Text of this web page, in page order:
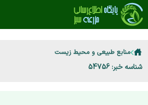
منابع طبیعی و محیط زیست
شناسه خبر: 54756